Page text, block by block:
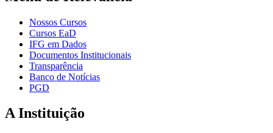
Nossos Cursos
Cursos EaD
IFG em Dados
Documentos Institucionais
Transparência
Banco de Notícias
PGD
A Instituição